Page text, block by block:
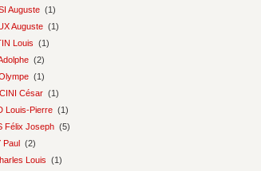
Auguste (1)
Auguste (1)
Louis (1)
(2)
(1)
César (1)
Louis-Pierre (1)
Félix Joseph (5)
Paul (2)
Louis (1)